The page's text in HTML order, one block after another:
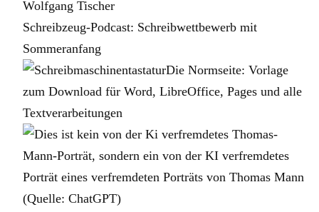
Schreibzeug-Podcast: Schreibwettbewerb mit
Sommeranfang
Die Normseite: Vorlage
zum Download für Word, LibreOffice, Pages und alle
Textverarbeitungen